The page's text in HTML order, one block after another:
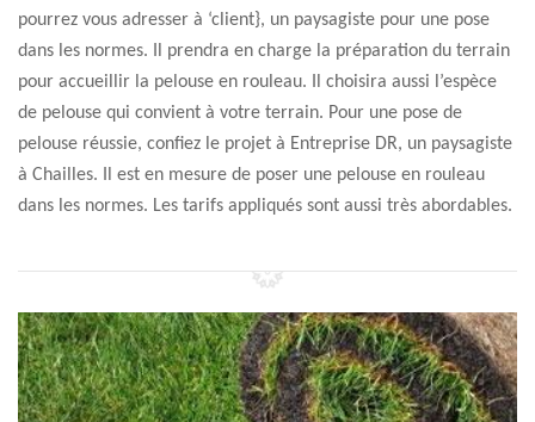
pourrez vous adresser à ‘client}, un paysagiste pour une pose
dans les normes. Il prendra en charge la préparation du terrain
pour accueillir la pelouse en rouleau. Il choisira aussi l’espèce
de pelouse qui convient à votre terrain. Pour une pose de
pelouse réussie, confiez le projet à Entreprise DR, un paysagiste
à Chailles. Il est en mesure de poser une pelouse en rouleau
dans les normes. Les tarifs appliqués sont aussi très abordables.